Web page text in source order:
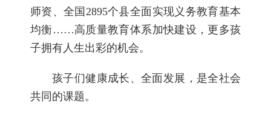
师资、全国2895个县全面实现义务教育基本
均衡……高质量教育体系加快建设，更多孩
子拥有人生出彩的机会。
孩子们健康成长、全面发展，是全社会
共同的课题。